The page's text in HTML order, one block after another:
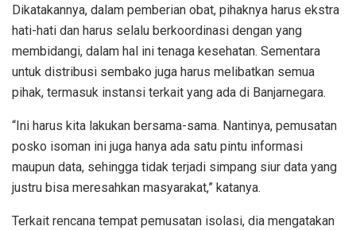
Dikatakannya, dalam pemberian obat, pihaknya harus ekstra
hati-hati dan harus selalu berkoordinasi dengan yang
membidangi, dalam hal ini tenaga kesehatan. Sementara
untuk distribusi sembako juga harus melibatkan semua
pihak, termasuk instansi terkait yang ada di Banjarnegara.
“Ini harus kita lakukan bersama-sama. Nantinya, pemusatan
posko isoman ini juga hanya ada satu pintu informasi
maupun data, sehingga tidak terjadi simpang siur data yang
justru bisa meresahkan masyarakat,” katanya.
Terkait rencana tempat pemusatan isolasi, dia mengatakan